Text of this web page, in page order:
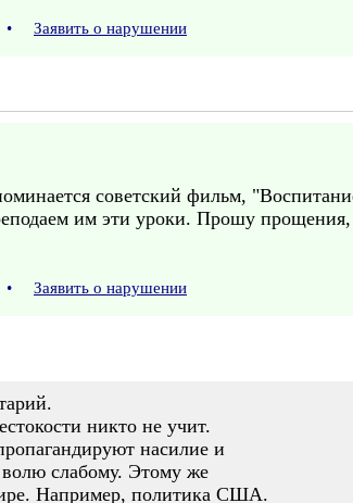
• Заявить о нарушении
советский фильм,
им эти уроки. Прошу прощения,
• Заявить о нарушении
никто не учит.
насилие и
волю слабому. Этому же
Например, политика США.